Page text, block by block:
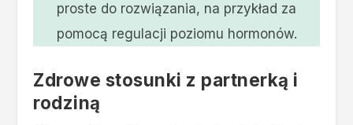
proste do rozwiązania, na przykład za
pomocą regulacji poziomu hormonów.
Zdrowe stosunki z partnerką i
rodziną